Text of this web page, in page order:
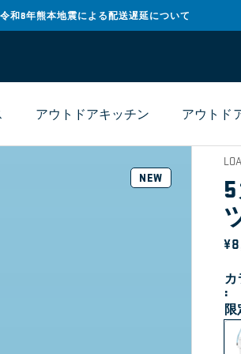
令和8年熊本地震による配送遅延について
アウトドアキッチン アウトド
NEW
価
限